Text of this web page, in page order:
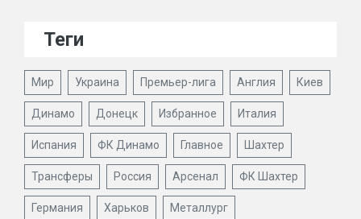
Теги
Мир Украина Премьер-лига Англия Киев
Динамо Донецк Избранное Италия
Испания ФК Динамо Главное Шахтер
Трансферы Россия Арсенал ФК Шахтер
Германия Харьков Металлург